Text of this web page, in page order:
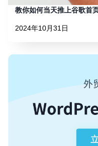
教你如何当天推上谷歌首
2024年10月31日